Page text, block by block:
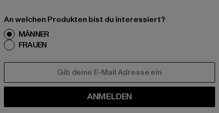
An welchen Produkten bist du interessiert?
MÄNNER
FRAUEN
ANMELDEN